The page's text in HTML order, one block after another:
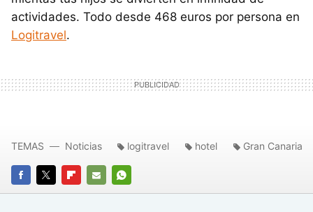
actividades. Todo desde 468 euros por persona en
Logitravel.
FACEBOOK
TWITTERFLIPBOARD
E-
WHATSAPP
TEMAS Noticias logitravel hotel Gran Canaria